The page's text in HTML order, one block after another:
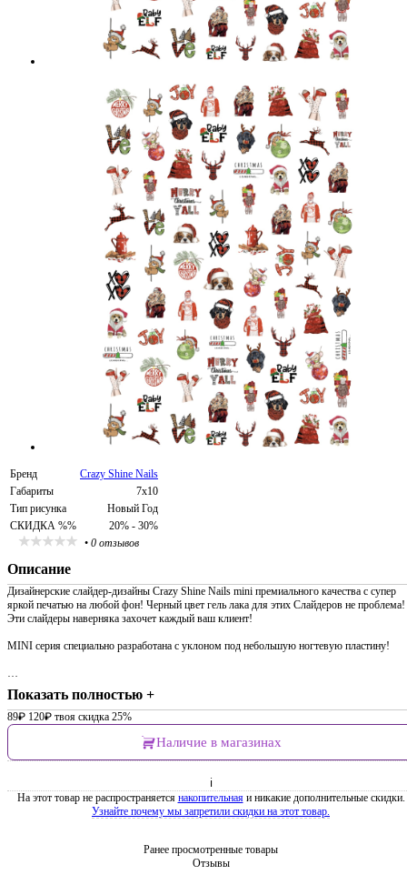
Бренд
Crazy Shine Nails
Габариты
7х10
Тип рисунка
Новый Год
СКИДКА %%
20% - 30%
• 0 отзывов
Описание
Дизайнерские слайдер-дизайны Crazy Shine Nails mini премиального качества с супер
яркой печатью на любой фон! Черный цвет гель лака для этих Слайдеров не проблема!
Эти слайдеры наверняка захочет каждый ваш клиент!
MINI серия специально разработана с уклоном под небольшую ногтевую пластину!
…
Показать полностью +
89₽ 120₽ твоя скидка 25%
Наличие в магазинах
ℹ
На этот товар не распространяется накопительнаяи никакие дополнительные скидки.
Узнайте почему мы запретили скидки на этот товар.
Ранее просмотренные товары
Отзывы